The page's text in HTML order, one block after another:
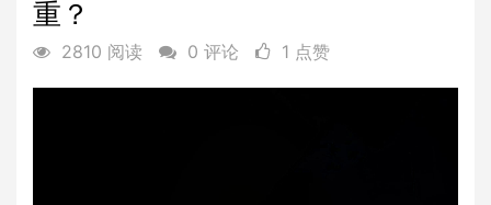
重？
2810 阅读 0 评论 1 点赞
a